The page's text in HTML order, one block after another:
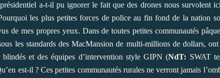
a-t-il pu ignorer le fait que des drones nous survolent
les plus petites forces de police au fin fond de la nation
de mes propres yeux. Dans de toutes petites communautés
les standards des MacMansion de multi-millions de dollars,
blindés et des équipes d’intervention style GIPN (NdT: SWAT
est-il ? Ces petites communautés rurales ne verront jamais